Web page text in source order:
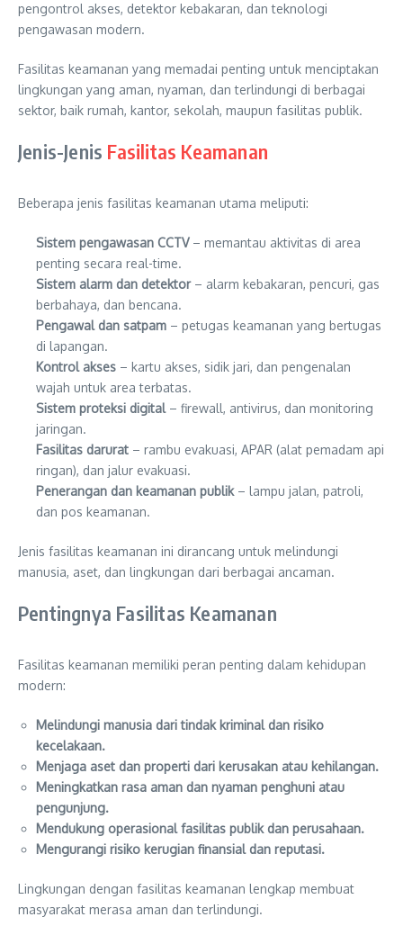
pengontrol akses, detektor kebakaran, dan teknologi
pengawasan modern.
Fasilitas keamanan yang memadai penting untuk menciptakan
lingkungan yang aman, nyaman, dan terlindungi di berbagai
sektor, baik rumah, kantor, sekolah, maupun fasilitas publik.
Jenis-Jenis Fasilitas Keamanan
Beberapa jenis fasilitas keamanan utama meliputi:
Sistem pengawasan CCTV– memantau aktivitas di area
penting secara real-time.
Sistem alarm dan detektor– alarm kebakaran, pencuri, gas
berbahaya, dan bencana.
Pengawal dan satpam – petugas keamanan yang bertugas
di lapangan.
Kontrol akses – kartu akses, sidik jari, dan pengenalan
wajah untuk area terbatas.
Sistem proteksi digital– firewall, antivirus, dan monitoring
jaringan.
Fasilitas darurat – rambu evakuasi, APAR (alat pemadam api
ringan), dan jalur evakuasi.
Penerangan dan keamanan publik– lampu jalan, patroli,
dan pos keamanan.
Jenis fasilitas keamanan ini dirancang untuk melindungi
manusia, aset, dan lingkungan dari berbagai ancaman.
Pentingnya Fasilitas Keamanan
Fasilitas keamanan memiliki peran penting dalam kehidupan
modern:
Melindungi manusia dari tindak kriminal dan risiko
kecelakaan.
Menjaga aset dan properti dari kerusakan atau kehilangan.
Meningkatkan rasa aman dan nyaman penghuni atau
pengunjung.
Mendukung operasional fasilitas publik dan perusahaan.
Mengurangi risiko kerugian finansial dan reputasi.
Lingkungan dengan fasilitas keamanan lengkap membuat
masyarakat merasa aman dan terlindungi.